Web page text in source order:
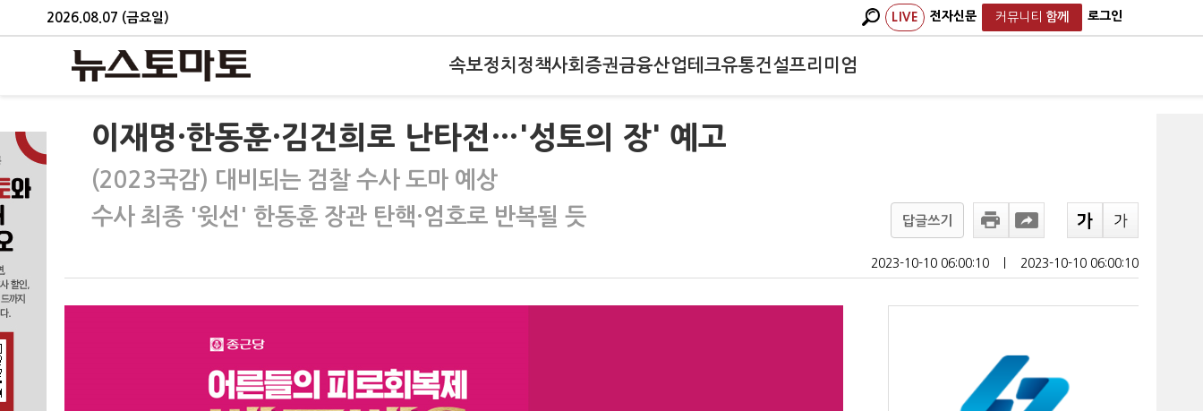
2026.08.07 (금요일) LIVE 전자신문 커뮤니티 함께 로그인
속보정치 정책사회 증권금융산업테크유통건설프리미엄
이재명·한동훈·김건희로 난타전…'성토의 장' 예고
(2023국감) 대비되는 검찰 수사 도마 예상
수사 최종 '윗선' 한동훈 장관 탄핵·엄호로 반복될 듯
답글쓰기
2023-10-10 06:00:10 2023-10-10 06:00:10